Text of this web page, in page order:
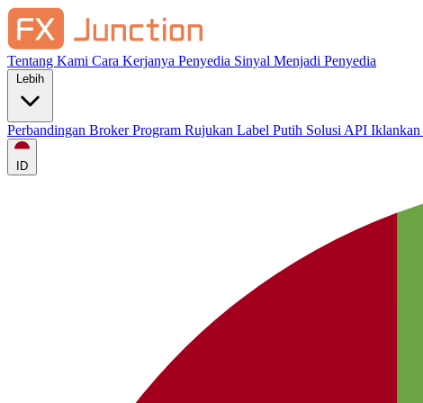
Tentang Kami Cara Kerjanya Penyedia Sinyal Menjadi Penyedia
Perbandingan BrokerProgram Rujukan Label Putih Solusi API Iklankan
ID